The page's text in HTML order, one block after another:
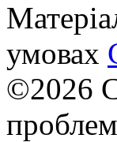
умовах
©2026
проблем